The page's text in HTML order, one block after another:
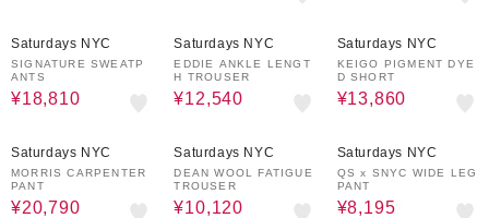
Saturdays NYC
SIGNATURE SWEATP
ANTS
¥18,810
Saturdays NYC
EDDIE ANKLE LENGT
H TROUSER
¥12,540
Saturdays NYC
KEIGO PIGMENT DYE
D SHORT
¥13,860
Saturdays NYC
MORRIS CARPENTER
PANT
¥20,790
Saturdays NYC
DEAN WOOL FATIGUE
TROUSER
¥10,120
Saturdays NYC
QS x SNYC WIDE LEG
PANT
¥8,195